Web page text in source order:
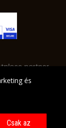
partner
és
Csak az